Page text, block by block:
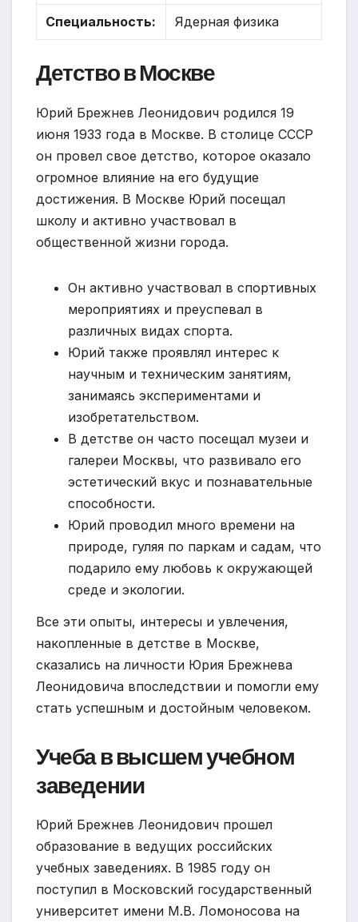
Специальность: Ядерная физика
Детство в Москве
Юрий Брежнев Леонидович родился 19
июня 1933 года в Москве. В столице СССР
он провел свое детство, которое оказало
огромное влияние на его будущие
достижения. В Москве Юрий посещал
школу и активно участвовал в
общественной жизни города.
Он активно участвовал в спортивных
мероприятиях и преуспевал в
различных видах спорта.
Юрий также проявлял интерес к
научным и техническим занятиям,
занимаясь экспериментами и
изобретательством.
В детстве он часто посещал музеи и
галереи Москвы, что развивало его
эстетический вкус и познавательные
способности.
Юрий проводил много времени на
природе, гуляя по паркам и садам, что
подарило ему любовь к окружающей
среде и экологии.
Все эти опыты, интересы и увлечения,
накопленные в детстве в Москве,
сказались на личности Юрия Брежнева
Леонидовича впоследствии и помогли ему
стать успешным и достойным человеком.
Учеба в высшем учебном
заведении
Юрий Брежнев Леонидович прошел
образование в ведущих российских
учебных заведениях. В 1985 году он
поступил в Московский государственный
университет имени М.В. Ломоносова на